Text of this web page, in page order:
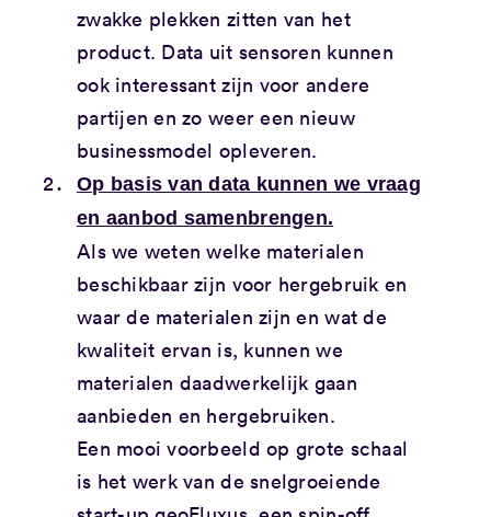
zwakke plekken zitten van het
product. Data uit sensoren kunnen
ook interessant zijn voor andere
partijen en zo weer een nieuw
businessmodel opleveren.
Op basis van data kunnen we vraag
en aanbod samenbrengen.
Als we weten welke materialen
beschikbaar zijn voor hergebruik en
waar de materialen zijn en wat de
kwaliteit ervan is, kunnen we
materialen daadwerkelijk gaan
aanbieden en hergebruiken.
Een mooi voorbeeld op grote schaal
is het werk van de snelgroeiende